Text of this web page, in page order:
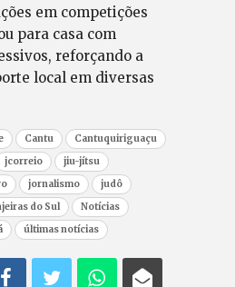
em competições
para casa com
reforçando a
local em diversas
Cantu
Cantuquiriguaçu
jcorreio
jiu-jítsu
jornalismo
judô
do Sul
Notícias
últimas notícias